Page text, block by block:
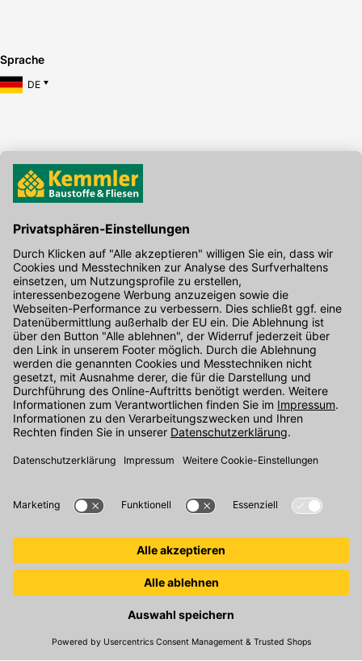
Sprache
DE
Hier gibt's die kostenlose App
Kontakt
Unser Onlineshop Team ist montags bis freitags von 08:00 - 17:00
Uhr unter der Telefonnummer07071 / 151-151für Sie erreichbar.
Alternativ können Sie unser Kontaktformular nutzen.
Den Kontakt direkt in unsere Niederlassungen finden Sie hier
Oder über unseren Chat.
Folgen Sie uns auf :
© 2026 Kemmler Baustoffe GmbH